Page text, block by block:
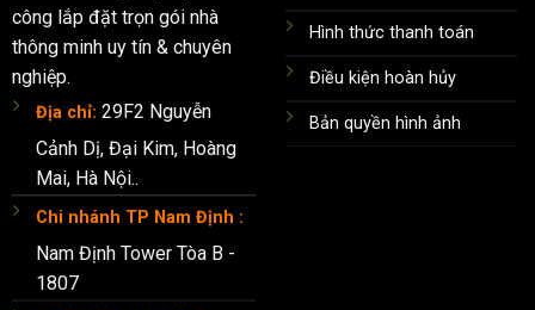
công lắp đặt trọn gói nhà
thông minh uy tín & chuyên
nghiệp.
Địa chỉ: 29F2 Nguyễn
Cảnh Dị, Đại Kim, Hoàng
Mai, Hà Nội..
Chi nhánh TP Nam Định :
Nam Định Tower Tòa B -
1807
Hình thức thanh toán
Điều kiện hoàn hủy
Bản quyền hình ảnh